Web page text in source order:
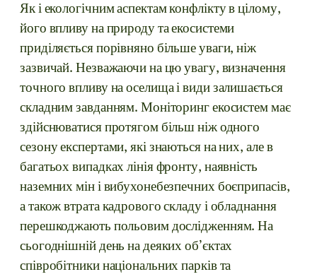
Як і екологічним аспектам конфлікту в цілому,
його впливу на природу та екосистеми
приділяється порівняно більше уваги, ніж
зазвичай. Незважаючи на цю увагу, визначення
точного впливу на оселища і види залишається
складним завданням. Моніторинг екосистем має
здійснюватися протягом більш ніж одного
сезону експертами, які знаються на них, але в
багатьох випадках лінія фронту, наявність
наземних мін і вибухонебезпечних боєприпасів,
а також втрата кадрового складу і обладнання
перешкоджають польовим дослідженням. На
сьогоднішній день на деяких об’єктах
співробітники національних парків та